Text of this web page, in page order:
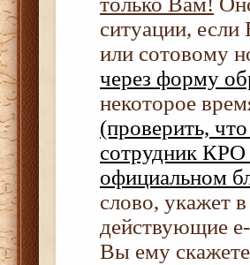
ситуации,
или сотовому
через форму
некоторое
(проверить,
сотрудник КРО
официальном
слово, укажет
действующие
Вы ему